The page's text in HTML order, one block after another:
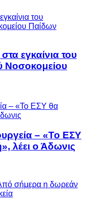
εγκαίνια του
Νοσοκομείου
– «Το ΕΣΥ
λέει ο Άδωνις